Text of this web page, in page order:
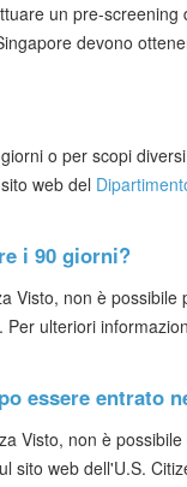
un pre-
devono
o per scopi
web del
i 90 giorni?
Visto, non è
ulteriori
essere entrato
Visto, non è
sito web dell'U.S.